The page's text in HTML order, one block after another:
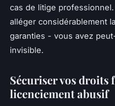
cas de litige
alléger considérablement
garanties - vous avez
invisible.
Sécuriser vos droits
licenciement abusif